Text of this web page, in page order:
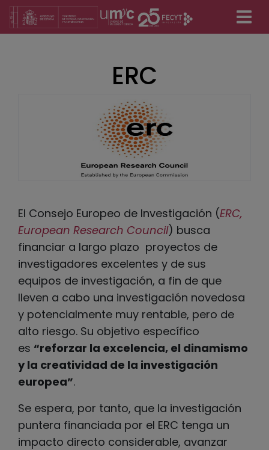
Pasar
ERC
El Consejo Europeo de Investigación (ERC,
European Research Council) busca
financiar a largo plazo proyectos de
investigadores excelentes y de sus
equipos de investigación, a fin de que
lleven a cabo una investigación novedosa
y potencialmente muy rentable, pero de
alto riesgo. Su objetivo específico
es “reforzar la excelencia, el dinamismo
y la creatividad de la investigación
europea”.
Se espera, por tanto, que la investigación
puntera financiada por el ERC tenga un
impacto directo considerable, avanzar